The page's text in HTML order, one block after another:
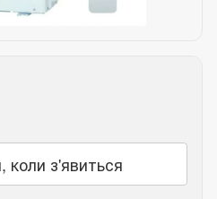
коли з'явиться